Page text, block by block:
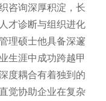
咨询深厚积淀，长
才诊断与组织进化
理硕士他具备深邃
生涯中成功跨越甲
度耦合有着独到的
觉协助企业在复杂